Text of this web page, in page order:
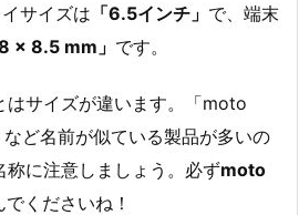
サイズは 「6.5インチ」 で、端末
× 8.5 mm」 です。
はサイズが違います。「moto
ど名前が似ている製品が多いの
称に注意しましょう。必ずmoto
でくださいね！